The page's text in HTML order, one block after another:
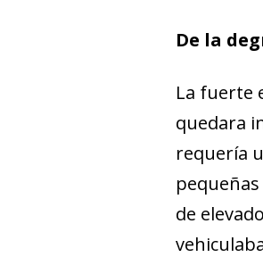
De la
La fuerte
quedara
requería
de